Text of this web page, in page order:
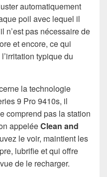
automatiquement
poil avec lequel il
n’est pas nécessaire de
et encore, ce qui
typique du
la technologie
9 Pro 9410s, il
comprend pas la station
appeléeClean and
le voir, maintient les
lubrifie et qui offre
de le recharger.